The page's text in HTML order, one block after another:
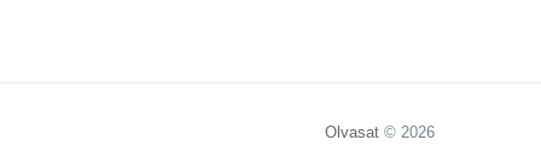
Olvasat © 2026